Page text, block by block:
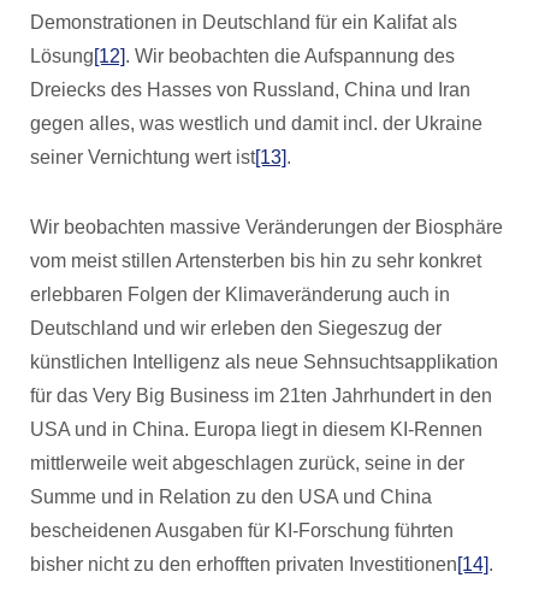
Demonstrationen in Deutschland für ein Kalifat als
Lösung[12]. Wir beobachten die Aufspannung des
Dreiecks des Hasses von Russland, China und Iran
gegen alles, was westlich und damit incl. der Ukraine
seiner Vernichtung wert ist[13].
Wir beobachten massive Veränderungen der Biosphäre
vom meist stillen Artensterben bis hin zu sehr konkret
erlebbaren Folgen der Klimaveränderung auch in
Deutschland und wir erleben den Siegeszug der
künstlichen Intelligenz als neue Sehnsuchtsapplikation
für das Very Big Business im 21ten Jahrhundert in den
USA und in China. Europa liegt in diesem KI-Rennen
mittlerweile weit abgeschlagen zurück, seine in der
Summe und in Relation zu den USA und China
bescheidenen Ausgaben für KI-Forschung führten
bisher nicht zu den erhofften privaten Investitionen[14].